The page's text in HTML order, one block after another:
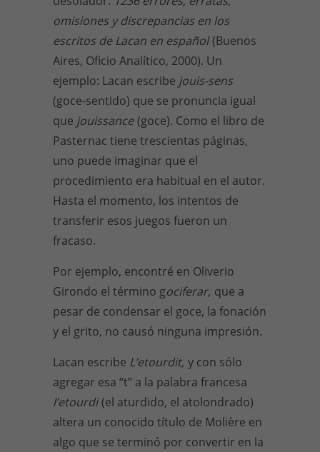
omisiones y discrepancias en los
escritos de Lacan en español(Buenos
Aires, Oficio Analítico, 2000). Un
ejemplo: Lacan escribe jouis-sens
(goce-sentido) que se pronuncia igual
que jouissance(goce). Como el libro de
Pasternac tiene trescientas páginas,
uno puede imaginar que el
procedimiento era habitual en el autor.
Hasta el momento, los intentos de
transferir esos juegos fueron un
fracaso.
Por ejemplo, encontré en Oliverio
Girondo el término gociferar, que a
pesar de condensar el goce, la fonación
y el grito, no causó ninguna impresión.
Lacan escribe L’etourdit, y con sólo
agregar esa “t” a la palabra francesa
l’etourdi(el aturdido, el atolondrado)
altera un conocido título de Molière en
algo que se terminó por convertir en la